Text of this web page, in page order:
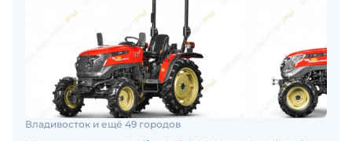
Владивосток и ещё 49 городов